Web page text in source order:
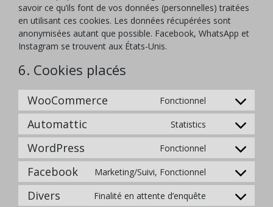
savoir ce qu’ils font de vos données (personnelles) traitées
en utilisant ces cookies. Les données récupérées sont
anonymisées autant que possible. Facebook, WhatsApp et
Instagram se trouvent aux États-Unis.
6. Cookies placés
WooCommerce Fonctionnel
Consent
to
service
Automattic Statistics
Consent
to
service
WordPress Fonctionnel
Consent
to
service
Facebook Marketing/Suivi, Fonctionnel
Consent
to
service
Divers Finalité en attente d’enquête
Consent